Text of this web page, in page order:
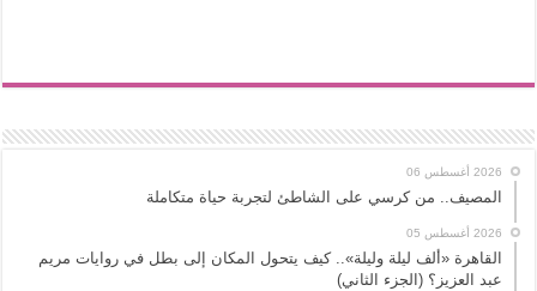
2026 أغسطس 06
المصيف.. من كرسي على الشاطئ لتجربة حياة متكاملة
2026 أغسطس 05
القاهرة «ألف ليلة وليلة».. كيف يتحول المكان إلى بطل في روايات مريم
عبد العزيز؟ (الجزء الثاني)